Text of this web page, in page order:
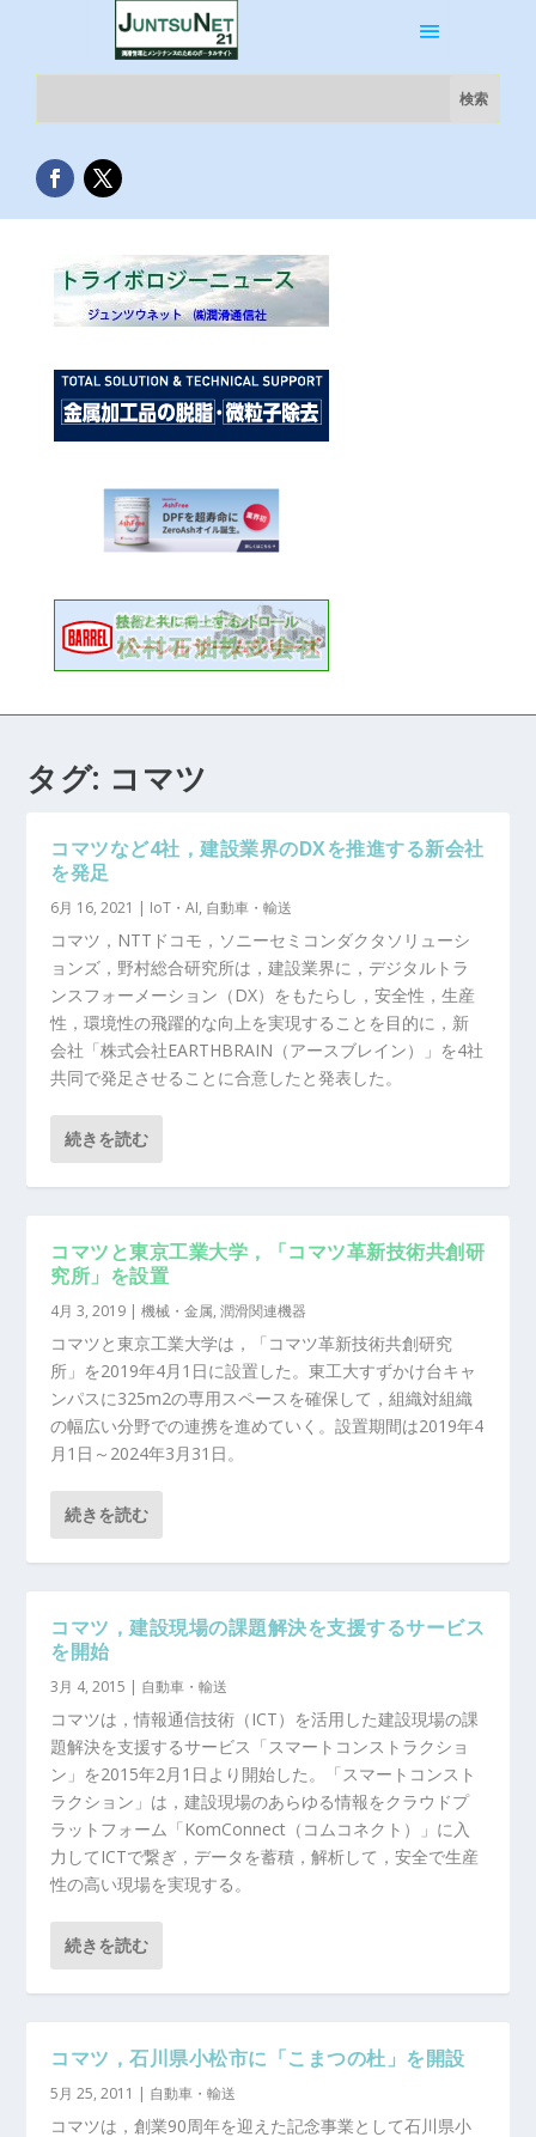
タグ: コマツ
コマツなど4社，建設業界のDXを推進する新会社
を発足
6月 16, 2021 | IoT・AI, 自動車・輸送
コマツ，NTTドコモ，ソニーセミコンダクタソリューシ
ョンズ，野村総合研究所は，建設業界に，デジタルトラ
ンスフォーメーション（DX）をもたらし，安全性，生産
性，環境性の飛躍的な向上を実現することを目的に，新
会社「株式会社EARTHBRAIN（アースブレイン）」を4社
共同で発足させることに合意したと発表した。
続きを読む
コマツと東京工業大学，「コマツ革新技術共創研
究所」を設置
4月 3, 2019 |機械・金属,潤滑関連機器
コマツと東京工業大学は，「コマツ革新技術共創研究
所」を2019年4月1日に設置した。東工大すずかけ台キャ
ンパスに325m2の専用スペースを確保して，組織対組織
の幅広い分野での連携を進めていく。設置期間は2019年4
月1日～2024年3月31日。
続きを読む
コマツ，建設現場の課題解決を支援するサービス
を開始
3月 4, 2015 | 自動車・輸送
コマツは，情報通信技術（ICT）を活用した建設現場の課
題解決を支援するサービス「スマートコンストラクショ
ン」を2015年2月1日より開始した。「スマートコンスト
ラクション」は，建設現場のあらゆる情報をクラウドプ
ラットフォーム「KomConnect（コムコネクト）」に入
力してICTで繋ぎ，データを蓄積，解析して，安全で生産
性の高い現場を実現する。
続きを読む
コマツ，石川県小松市に「こまつの杜」を開設
5月 25, 2011 | 自動車・輸送
コマツは，創業90周年を迎えた記念事業として石川県小